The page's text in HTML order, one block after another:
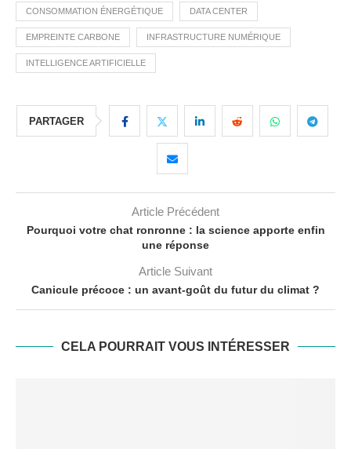
CONSOMMATION ÉNERGÉTIQUE DATA CENTER
EMPREINTE CARBONE INFRASTRUCTURE NUMÉRIQUE
INTELLIGENCE ARTIFICIELLE
PARTAGER
Article Précédent
Pourquoi votre chat ronronne : la science apporte enfin
une réponse
Article Suivant
Canicule précoce : un avant-goût du futur du climat ?
CELA POURRAIT VOUS INTÉRESSER